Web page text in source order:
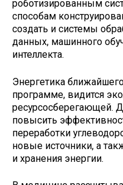
роботизированным
способам
создать и системы
данных, машинного
интеллекта.
Энергетика
программе, видится
ресурсосберегающей.
повысить
переработки
новые источники, а
и хранения энергии.